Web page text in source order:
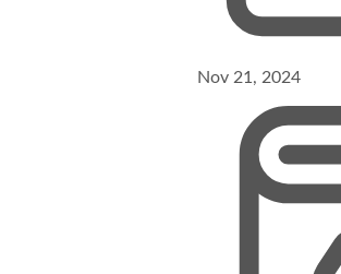
Nov 21, 2024